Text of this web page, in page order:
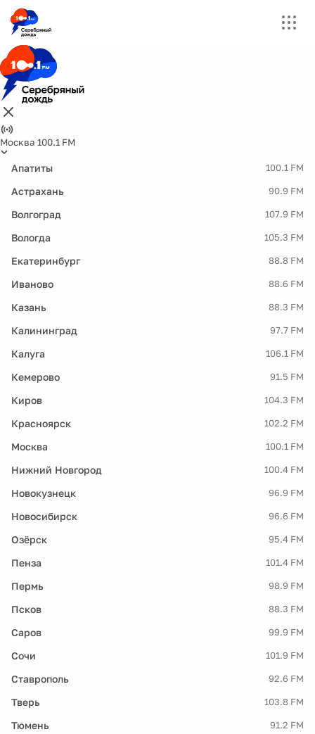
Москва 100.1 FM
Апатиты 100.1 FM
Астрахань 90.9 FM
Волгоград 107.9 FM
Вологда 105.3 FM
Екатеринбург 88.8 FM
Иваново 88.6 FM
Казань 88.3 FM
Калининград 97.7 FM
Калуга 106.1 FM
Кемерово 91.5 FM
Киров 104.3 FM
Красноярск 102.2 FM
Москва 100.1 FM
Нижний Новгород 100.4 FM
Новокузнецк 96.9 FM
Новосибирск 96.6 FM
Озёрск 95.4 FM
Пенза 101.4 FM
Пермь 98.9 FM
Псков 88.3 FM
Саров 99.9 FM
Сочи 101.9 FM
Ставрополь 92.6 FM
Тверь 103.8 FM
Тюмень 91.2 FM